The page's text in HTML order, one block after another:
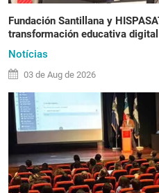
Fundación Santillana y
transformación educativa digital
Notícias
03 de Aug de 2026